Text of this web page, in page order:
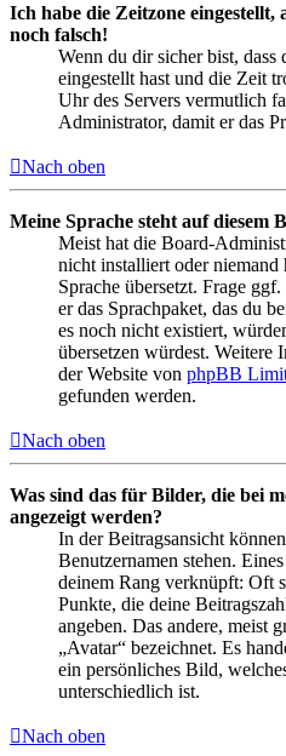
Ich habe die Zeitzone
noch falsch!
Wenn du dir sicher bist,
eingestellt hast und die Zeit
Uhr des Servers vermutlich
Administrator, damit er das
Nach oben
Meine Sprache steht auf diesem
Meist hat die Board-
nicht installiert oder niemand
Sprache übersetzt. Frage
er das Sprachpaket, das du
es noch nicht existiert,
übersetzen würdest. Weitere
der Website von phpBB
gefunden werden.
Nach oben
Was sind das für Bilder, die bei
angezeigt werden?
In der Beitragsansicht
Benutzernamen stehen.
deinem Rang verknüpft: Oft
Punkte, die deine
angeben. Das andere, meist
„Avatar“ bezeichnet. Es
ein persönliches Bild,
unterschiedlich ist.
Nach oben